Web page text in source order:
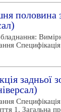
половина
задньої
1. Загальна